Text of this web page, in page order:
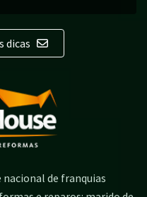
dicas
nacional de franquias